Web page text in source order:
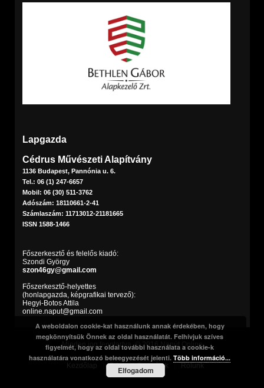
Lapgazda
Cédrus Művészeti Alapítvány
1136 Budapest, Pannónia u. 6.
Tel.: 06 (1) 247-6657
Mobil: 06 (30) 511-3762
Adószám: 18110661-2-41
Számlaszám: 11713012-21181665
ISSN 1588-1466
Főszerkesztő és felelős kiadó:
Szondi György
szon46gy@gmail.com
Főszerkesztő-helyettes
(honlapgazda, képgrafikai tervező):
Hegyi-Botos Attila
online.naput@gmail.com
Minden jog fenntartva. © 2016 Napút Online
Kezdőlap Print Szerzőink Rólunk
A weboldalon cookie-kat használunk annak érdekében, hogy
megkönnyítsük Önnek az oldal használatát. Felhívjuk szíves
figyelmét, hogy az oldal további használata a cookie-k
használatára vonatkozó beleegyezését jelenti.Több információ...
Elfogadom